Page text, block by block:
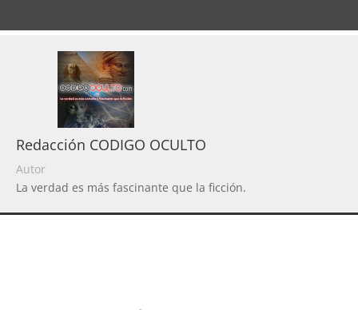
Redacción CODIGO OCULTO
Autor
La verdad es más fascinante que la ficción.